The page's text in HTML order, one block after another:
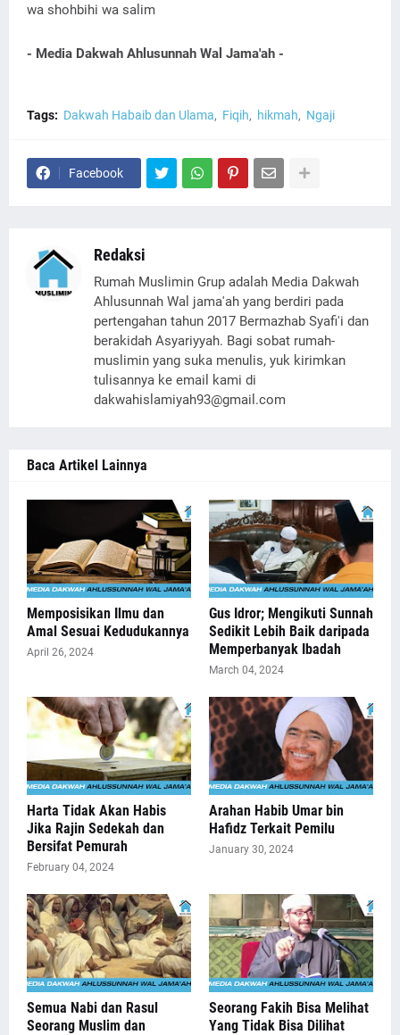
wa shohbihi wa salim
- Media Dakwah Ahlusunnah Wal Jama'ah -
Tags: Dakwah Habaib dan Ulama Fiqih hikmah Ngaji
Facebook
Redaksi
Rumah Muslimin Grup adalah Media Dakwah
Ahlusunnah Wal jama'ah yang berdiri pada
pertengahan tahun 2017 Bermazhab Syafi'i dan
berakidah Asyariyyah. Bagi sobat rumah-
muslimin yang suka menulis, yuk kirimkan
tulisannya ke email kami di
dakwahislamiyah93@gmail.com
Baca Artikel Lainnya
Memposisikan Ilmu dan
Amal Sesuai Kedudukannya
April 26, 2024
Gus Idror; Mengikuti Sunnah
Sedikit Lebih Baik daripada
Memperbanyak Ibadah
March 04, 2024
Harta Tidak Akan Habis
Jika Rajin Sedekah dan
Bersifat Pemurah
February 04, 2024
Arahan Habib Umar bin
Hafidz Terkait Pemilu
January 30, 2024
Semua Nabi dan Rasul
Seorang Muslim dan
Seorang Fakih Bisa Melihat
Yang Tidak Bisa Dilihat